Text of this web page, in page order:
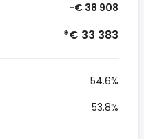
-€ 38 908
*€ 33 383
54.6%
53.8%